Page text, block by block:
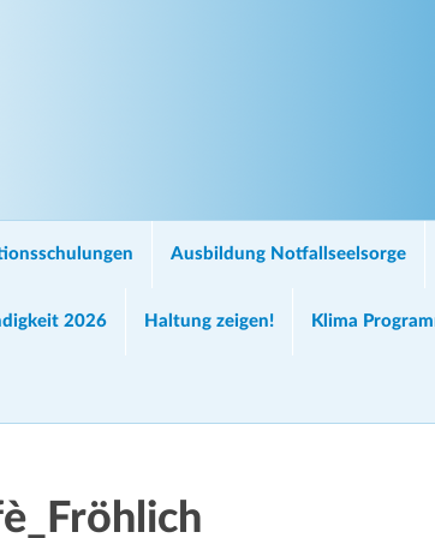
Ausbildung Notfallseelsorge
2026 Haltung zeigen! Klima